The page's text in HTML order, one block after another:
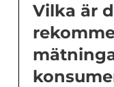
Vilka är